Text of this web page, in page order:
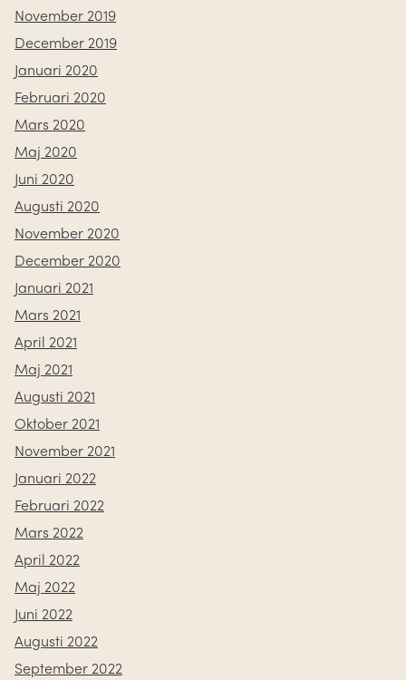
November 2019
December 2019
Januari 2020
Februari 2020
Mars 2020
Maj 2020
Juni 2020
Augusti 2020
November 2020
December 2020
Januari 2021
Mars 2021
April 2021
Maj 2021
Augusti 2021
Oktober 2021
November 2021
Januari 2022
Februari 2022
Mars 2022
April 2022
Maj 2022
Juni 2022
Augusti 2022
September 2022